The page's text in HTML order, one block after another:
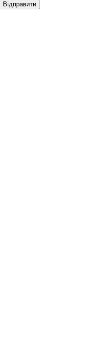
Відправити